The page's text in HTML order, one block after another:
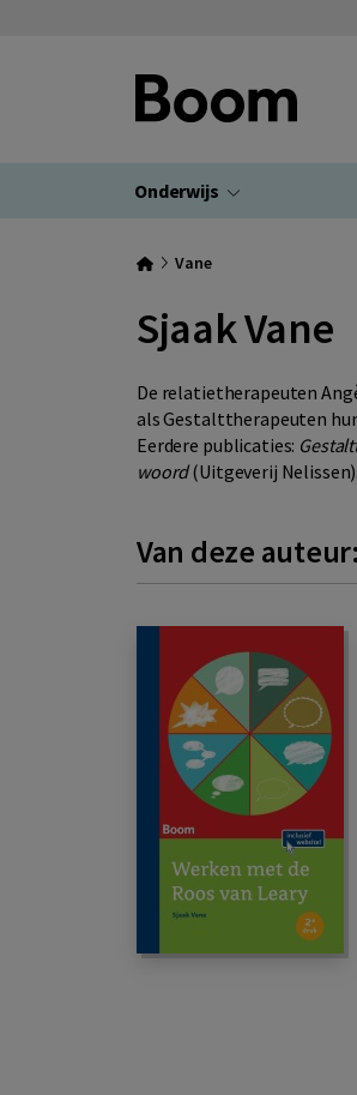
Onderwijs
Vane
Sjaak Vane
De relatietherapeuten
als Gestalttherapeuten
Eerdere publicaties:
woord(Uitgeverij Nelissen).
Van deze auteur: